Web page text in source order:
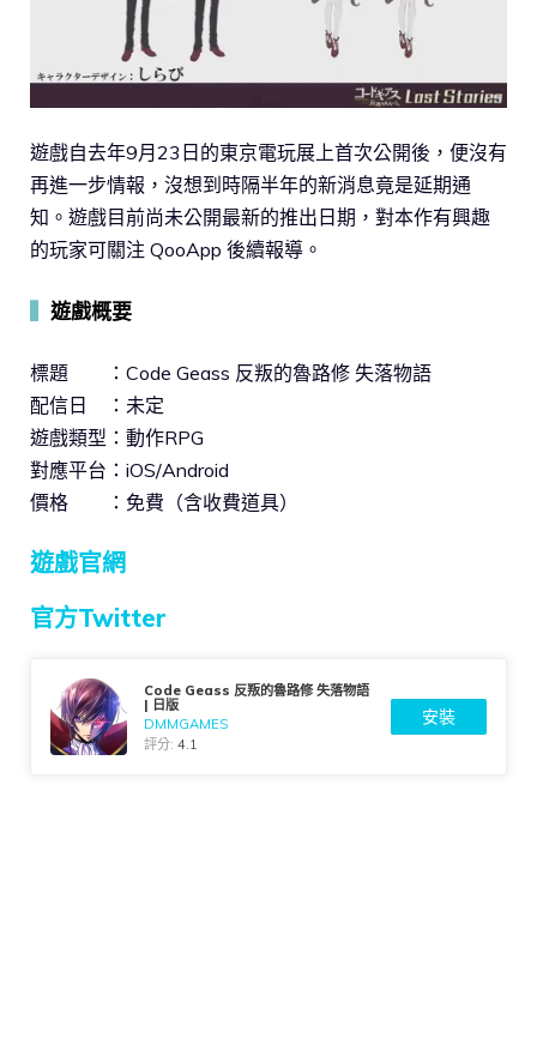
遊戲自去年9月23日的東京電玩展上首次公開後，便沒有
再進一步情報，沒想到時隔半年的新消息竟是延期通
知。遊戲目前尚未公開最新的推出日期，對本作有興趣
的玩家可關注 QooApp 後續報導。
遊戲概要
標題 ：Code Geass 反叛的魯路修 失落物語
配信日 ：未定
遊戲類型：動作RPG
對應平台：iOS/Android
價格 ：免費（含收費道具）
遊戲官網
官方Twitter
Code Geass 反叛的魯路修 失落物語
| 日版
DMMGAMES
評分:4.1
安裝